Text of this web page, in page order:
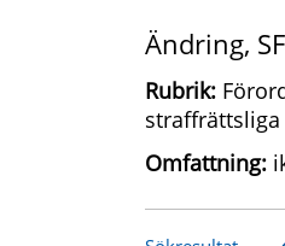
Ändring,
Rubrik:
Omfattning: